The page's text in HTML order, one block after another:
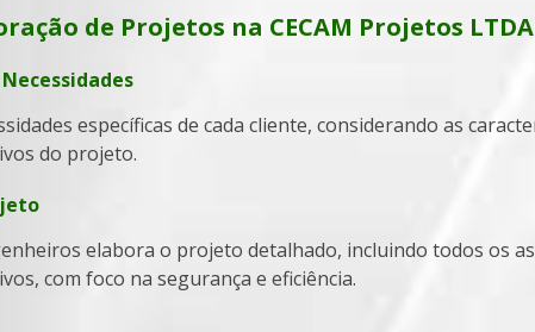
de Projetos na CECAM Projetos LTDA
do projeto.
com foco na segurança e eficiência.